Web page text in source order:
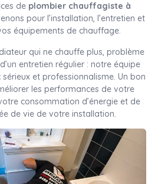
de plombier chauffagiste à
pour l’installation, l’entretien et
équipements de chauffage.
qui ne chauffe plus, problème
entretien régulier : notre équipe
et professionnalisme. Un bon
les performances de votre
consommation d’énergie et de
de vie de votre installation.